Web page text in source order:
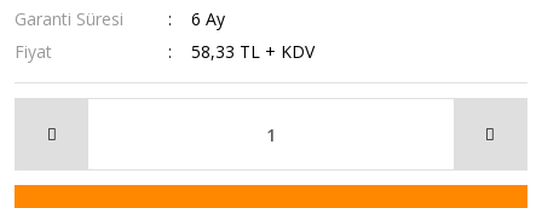
Garanti Süresi
6 Ay
Fiyat
58,33 TL + KDV